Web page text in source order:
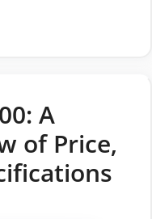
A
of Price,